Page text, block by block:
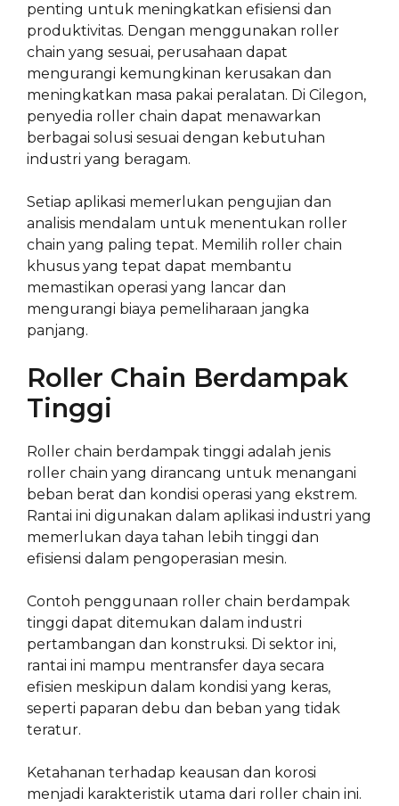
penting untuk meningkatkan efisiensi dan
produktivitas. Dengan menggunakan roller
chain yang sesuai, perusahaan dapat
mengurangi kemungkinan kerusakan dan
meningkatkan masa pakai peralatan. Di Cilegon,
penyedia roller chain dapat menawarkan
berbagai solusi sesuai dengan kebutuhan
industri yang beragam.
Setiap aplikasi memerlukan pengujian dan
analisis mendalam untuk menentukan roller
chain yang paling tepat. Memilih roller chain
khusus yang tepat dapat membantu
memastikan operasi yang lancar dan
mengurangi biaya pemeliharaan jangka
panjang.
Roller Chain Berdampak
Tinggi
Roller chain berdampak tinggi adalah jenis
roller chain yang dirancang untuk menangani
beban berat dan kondisi operasi yang ekstrem.
Rantai ini digunakan dalam aplikasi industri yang
memerlukan daya tahan lebih tinggi dan
efisiensi dalam pengoperasian mesin.
Contoh penggunaan roller chain berdampak
tinggi dapat ditemukan dalam industri
pertambangan dan konstruksi. Di sektor ini,
rantai ini mampu mentransfer daya secara
efisien meskipun dalam kondisi yang keras,
seperti paparan debu dan beban yang tidak
teratur.
Ketahanan terhadap keausan dan korosi
menjadi karakteristik utama dari roller chain ini.